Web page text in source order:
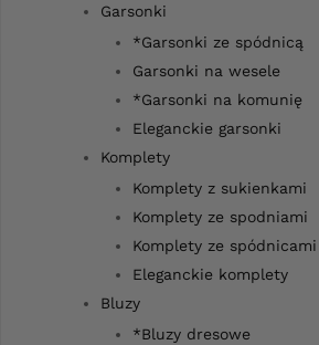
Garsonki
*Garsonki ze spódnicą
Garsonki na wesele
*Garsonki na komunię
Eleganckie garsonki
Komplety
Komplety z sukienkami
Komplety ze spodniami
Komplety ze spódnicami
Eleganckie komplety
Bluzy
*Bluzy dresowe